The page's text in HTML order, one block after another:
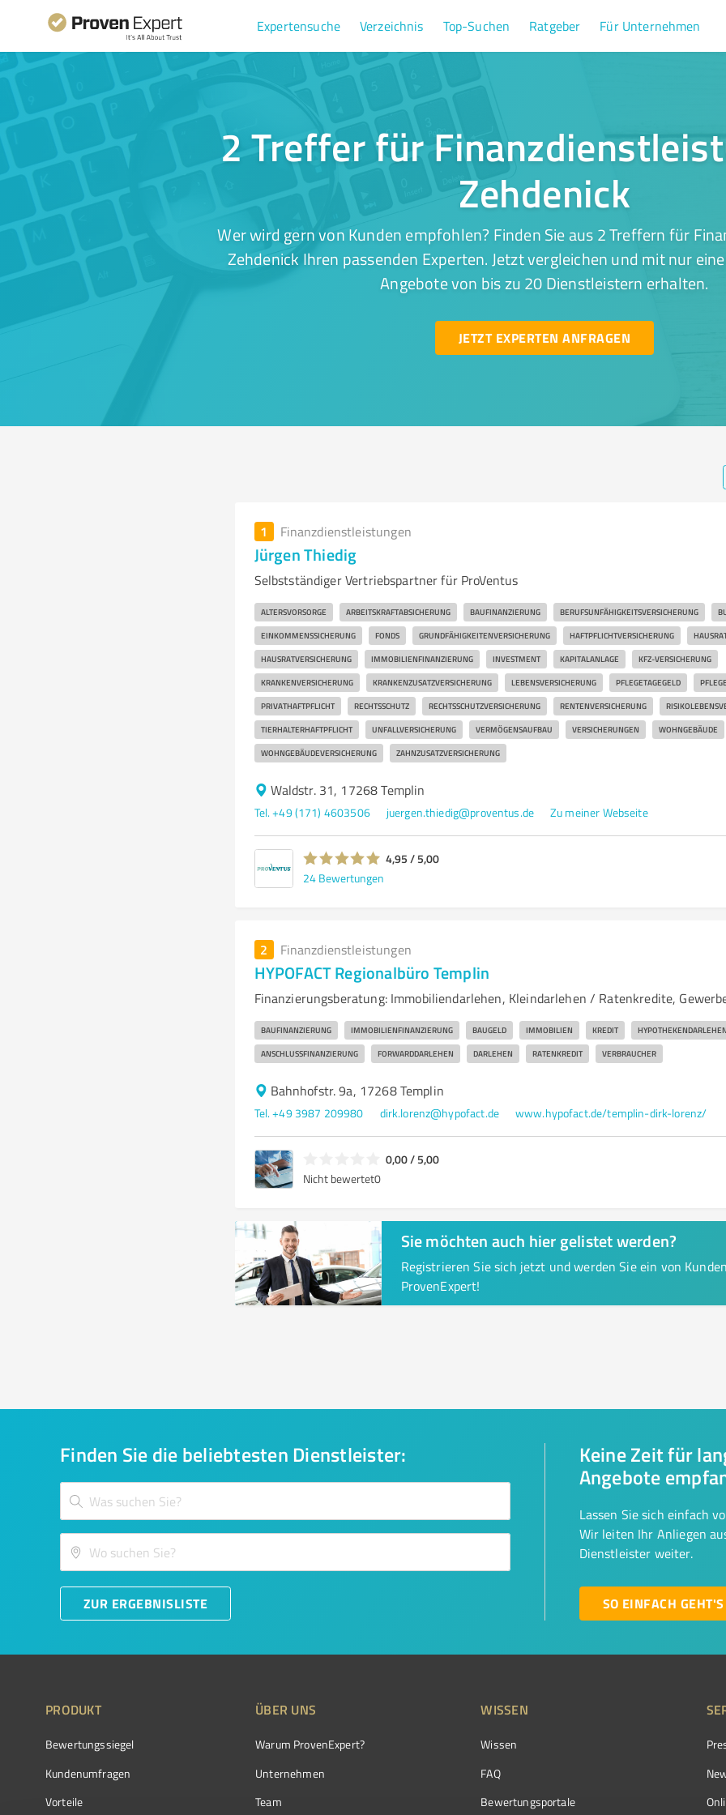
Expertensuche Verzeichnis Top-Suchen Ratgeber Für Unternehmen
2 Treffer für
Zehdenick
Wer wird gern von Kunden empfohlen? Finden Sie aus 2 Treffern für
Zehdenick Ihren passenden Experten. Jetzt vergleichen und mit nur
Angebote von bis zu 20 Dienstleistern erhalten.
JETZT EXPERTEN ANFRAGEN
1 Finanzdienstleistungen
Jürgen Thiedig
Selbstständiger Vertriebspartner für ProVentus
ALTERSVORSORGE ARBEITSKRAFTABSICHERUNG BAUFINANZIERUNG BERUFSUNFÄHIGKEITSVERSICHERUNG
EINKOMMENSSICHERUNG FONDS GRUNDFÄHIGKEITENVERSICHERUNG HAFTPFLICHTVERSICHERUNG
HAUSRATVERSICHERUNG IMMOBILIENFINANZIERUNG INVESTMENT KAPITALANLAGE KFZ-VERSICHERUNG
KRANKENVERSICHERUNG KRANKENZUSATZVERSICHERUNG LEBENSVERSICHERUNG PFLEGETAGEGELD
PRIVATHAFTPFLICHT RECHTSSCHUTZ RECHTSSCHUTZVERSICHERUNG RENTENVERSICHERUNG
TIERHALTERHAFTPFLICHT UNFALLVERSICHERUNG VERMÖGENSAUFBAU VERSICHERUNGEN WOHNGEBÄUDE
WOHNGEBÄUDEVERSICHERUNG ZAHNZUSATZVERSICHERUNG
Waldstr. 31, 17268 Templin
Tel. +49 (171) 4603506 juergen.thiedig@proventus.de Zu meiner Webseite
4,95 / 5,00
24 Bewertungen
2 Finanzdienstleistungen
HYPOFACT Regionalbüro Templin
Finanzierungsberatung: Immobiliendarlehen, Kleindarlehen / Ratenkredite,
BAUFINANZIERUNG IMMOBILIENFINANZIERUNG BAUGELD IMMOBILIEN KREDIT
ANSCHLUSSFINANZIERUNG FORWARDDARLEHEN DARLEHEN RATENKREDIT VERBRAUCHER
Bahnhofstr. 9a, 17268 Templin
Tel. +49 3987 209980 dirk.lorenz@hypofact.de www.hypofact.de/templin-dirk-lorenz/
0,00 / 5,00
Nicht bewertet0
Sie möchten auch hier gelistet werden?
Registrieren Sie sich jetzt und werden Sie ein von
ProvenExpert!
Finden Sie die beliebtesten Dienstleister:
ZUR ERGEBNISLISTE
Keine Zeit für
Angebote
Lassen Sie sich einfach
Wir leiten Ihr Anliegen
Dienstleister weiter.
SO EINFACH GEHT'S
PRODUKT
Bewertungssiegel
Kundenumfragen
Vorteile
ÜBER UNS
Warum ProvenExpert?
Unternehmen
Team
WISSEN
Wissen
FAQ
Bewertungsportale